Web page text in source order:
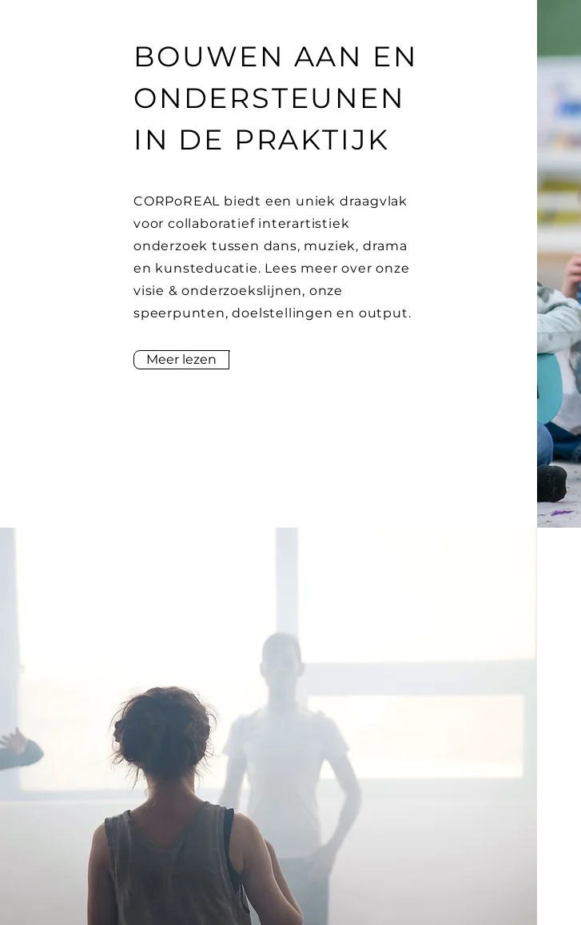
BOUWEN AAN EN
ONDERSTEUNEN
IN DE PRAKTIJK
CORPoREAL biedt een uniek draagvlak
voor collaboratief interartistiek
onderzoek tussen dans, muziek, drama
en kunsteducatie. Lees meer over onze
visie & onderzoekslijnen, onze
speerpunten, doelstellingen en output.
Meer lezen